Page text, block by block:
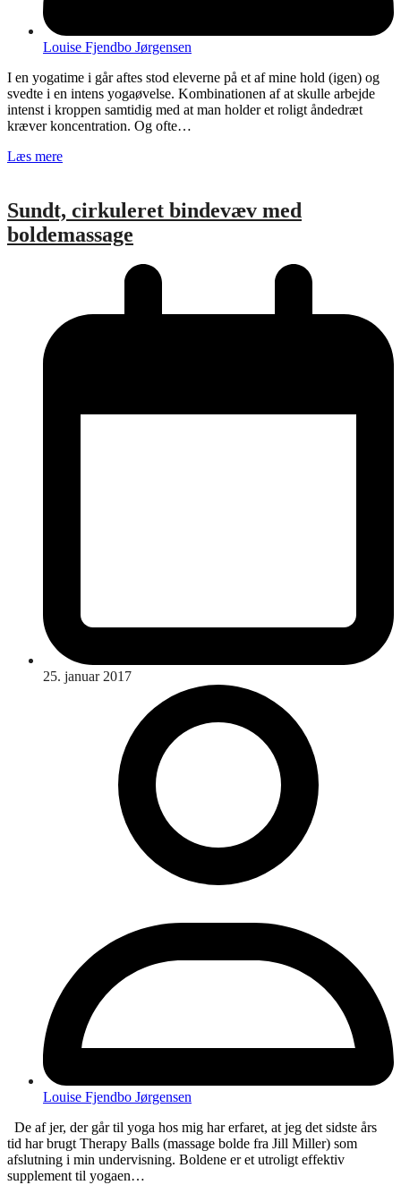
Louise Fjendbo Jørgensen
I en yogatime i går aftes stod eleverne på et af mine hold (igen) og
svedte i en intens yogaøvelse. Kombinationen af at skulle arbejde
intenst i kroppen samtidig med at man holder et roligt åndedræt
kræver koncentration. Og ofte…
Læs mere
Sundt, cirkuleret bindevæv med
boldemassage
25. januar 2017
Louise Fjendbo Jørgensen
De af jer, der går til yoga hos mig har erfaret, at jeg det sidste års
tid har brugt Therapy Balls (massage bolde fra Jill Miller) som
afslutning i min undervisning. Boldene er et utroligt effektiv
supplement til yogaen…